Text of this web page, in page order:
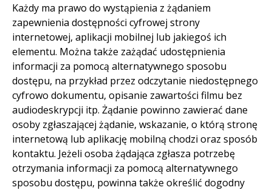
Każdy ma prawo do wystąpienia z żądaniem
zapewnienia dostępności cyfrowej strony
internetowej, aplikacji mobilnej lub jakiegoś ich
elementu. Można także zażądać udostępnienia
informacji za pomocą alternatywnego sposobu
dostępu, na przykład przez odczytanie niedostępnego
cyfrowo dokumentu, opisanie zawartości filmu bez
audiodeskrypcji itp. Żądanie powinno zawierać dane
osoby zgłaszającej żądanie, wskazanie, o którą stronę
internetową lub aplikację mobilną chodzi oraz sposób
kontaktu. Jeżeli osoba żądająca zgłasza potrzebę
otrzymania informacji za pomocą alternatywnego
sposobu dostępu, powinna także określić dogodny